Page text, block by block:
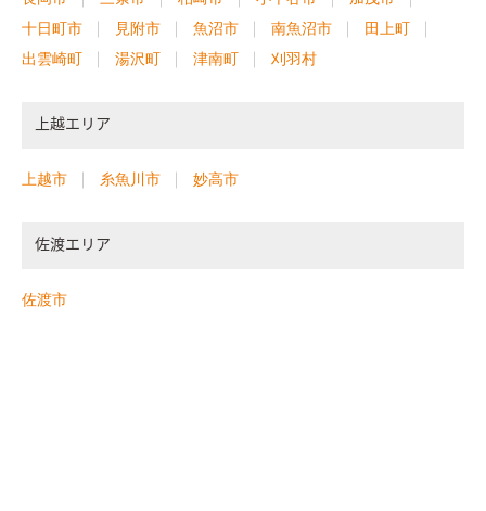
十日町市
見附市 魚沼市 南魚沼市
田上町
出雲崎町
湯沢町 津南町 刈羽村
上越エリア
上越市 糸魚川市 妙高市
佐渡エリア
佐渡市